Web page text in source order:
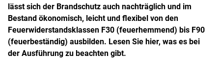
lässt sich der Brandschutz auch nachträglich und im
Bestand ökonomisch, leicht und flexibel von den
Feuerwiderstandsklassen F30 (feuerhemmend) bis F90
(feuerbeständig) ausbilden. Lesen Sie hier, was es bei
der Ausführung zu beachten gibt.